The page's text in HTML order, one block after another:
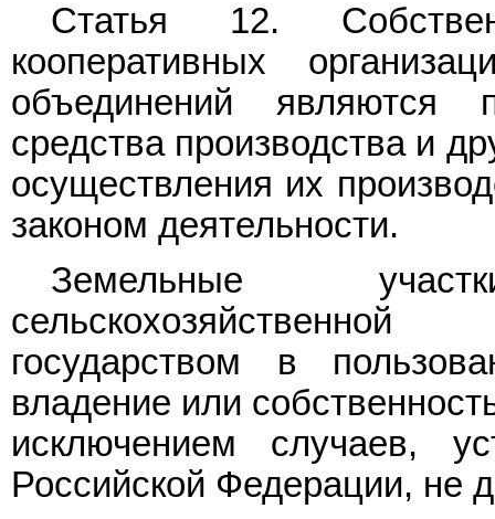
Статья 12.
кооперативных
объединений являются
средства производства и
осуществления их
законом деятельности.
Земельные
государством в
владение или
исключением случаев,
Российской Федерации, не